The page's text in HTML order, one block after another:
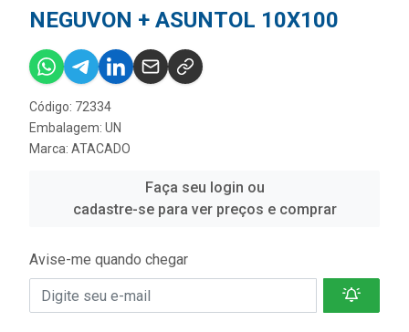
NEGUVON + ASUNTOL 10X100
Código: 72334
Embalagem: UN
Marca: ATACADO
Faça seu login ou
cadastre-se para ver preços e comprar
Avise-me quando chegar